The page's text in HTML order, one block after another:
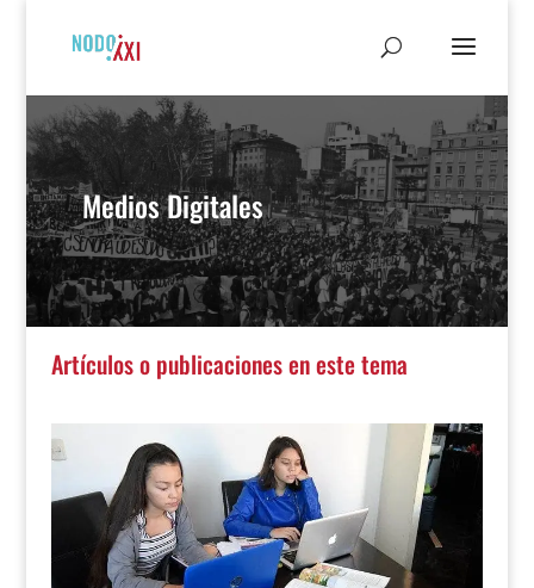
Medios Digitales
Artículos o publicaciones en este tema